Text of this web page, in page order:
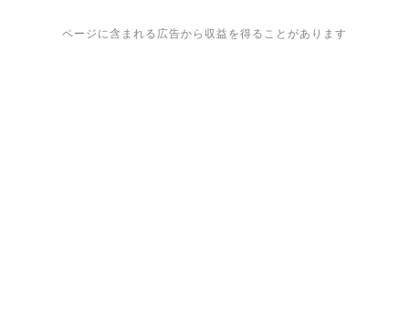
ページに含まれる広告から収益を得ることがあります